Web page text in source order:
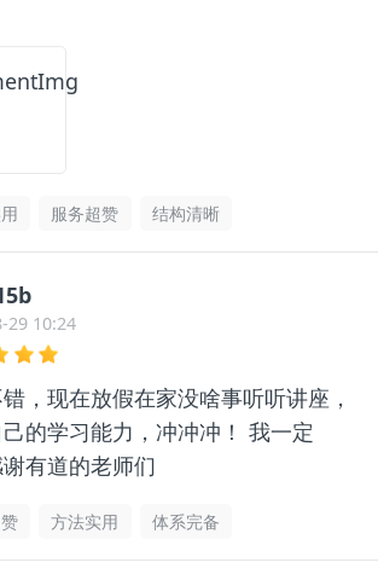
询老师聊了之后收获很大，逻辑框
很多，总之很推荐👍🏻
服务超赞 结构清晰
29 10:24
，现在放假在家没啥事听听讲座，
的学习能力，冲冲冲！ 我一定
有道的老师们
方法实用 体系完备